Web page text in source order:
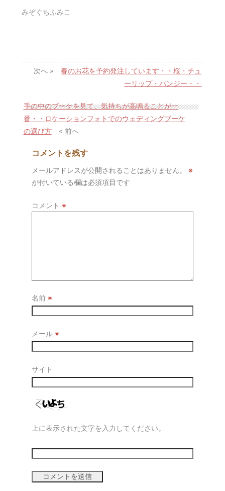
みぞぐちふみこ
次へ »春のお花を予約発注しています・・桜・チュ
ーリップ・パンジー・・
手の中のブーケを見て、気持ちが高鳴ることが一
番・・ロケーションフォトでのウェディングブーケ
の選び方« 前へ
コメントを残す
メールアドレスが公開されることはありません。
※
が付いている欄は必須項目です
コメント ※
名前 ※
メール ※
サイト
上に表示された文字を入力してください。